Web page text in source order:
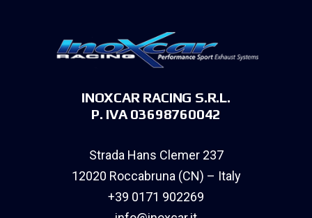
INOXCAR RACING S.R.L.
P. IVA 03698760042
Strada Hans Clemer 237
12020 Roccabruna (CN) – Italy
+39 0171 902269